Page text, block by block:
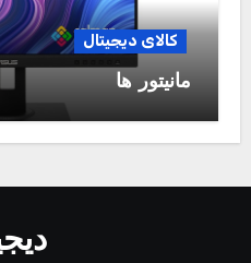
کالای دیجیتال
مانیتور ها